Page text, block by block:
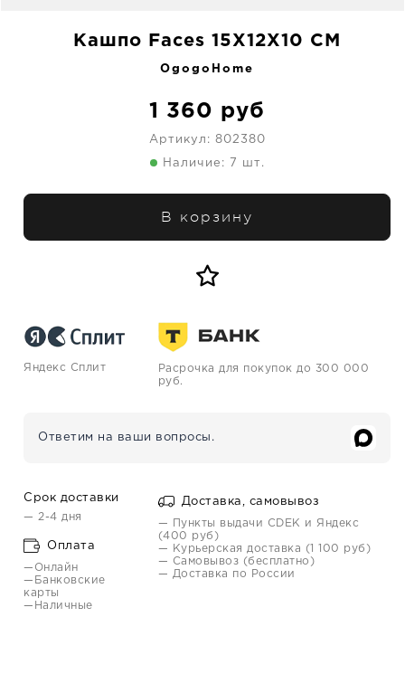
Кашпо Faces 15X12X10 CM
OgogoHome
1 360 руб
Артикул: 802380
Наличие: 7 шт.
В корзину
Яндекс Сплит
Расрочка для покупок до 300 000
руб.
Ответим на ваши вопросы.
Срок доставки
— 2-4 дня
Оплата
—Онлайн
—Банковские
карты
—Наличные
Доставка, самовывоз
— Пункты выдачи CDEK и Яндекс
(400 руб)
— Курьерская доставка (1 100 руб)
— Самовывоз (бесплатно)
— Доставка по России